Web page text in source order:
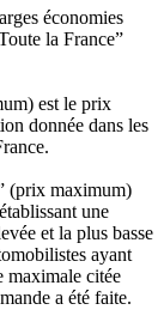
économies
la France”
est le prix
donnée dans les
(prix maximum)
une
et la plus basse
ayant
maximale citée
a été faite.